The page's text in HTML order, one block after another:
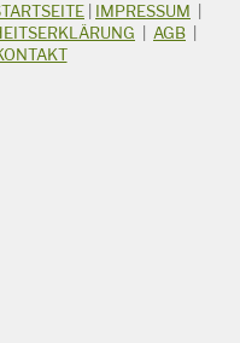
IMPRESSUM
AGB